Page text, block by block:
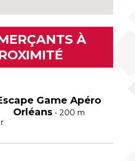
À
Game Apéro
Orléans - 200 m